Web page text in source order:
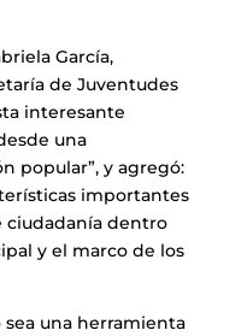
García,
de Juventudes
interesante
una
popular”, y agregó:
importantes
ciudadanía dentro
y el marco de los
sea una herramienta